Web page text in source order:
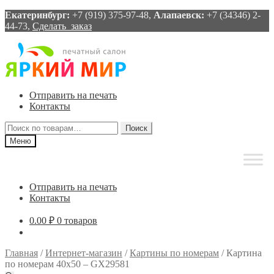
Екатеринбург: +7 (919) 375-97-48, Алапаевск: +7 (34346) 2-
44-73, Сделать заказ
Перейти
навигации
Перейти
содержимому
Отправить на печать
Контакты
Искать:
Поиск
Меню
Отправить на печать
Контакты
0.00 ₽ 0 товаров
Главная /Интернет-магазин /Картины по номерам /Картина
по номерам 40х50 – GX29581